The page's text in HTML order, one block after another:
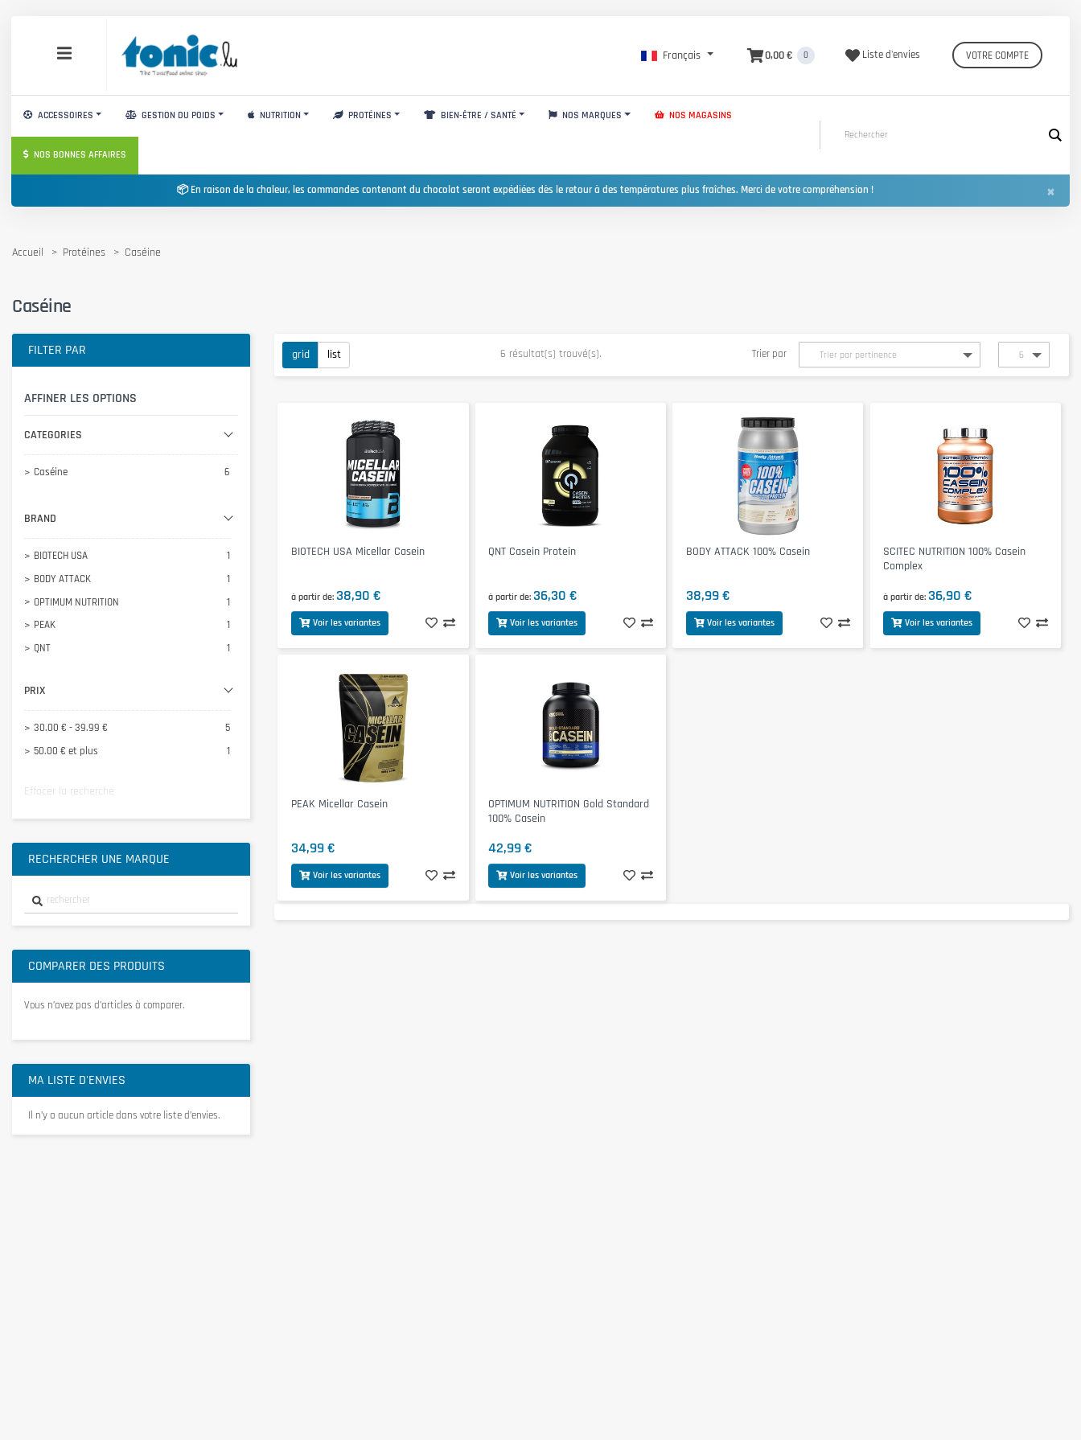
Français 0,00 € 0 Liste d'envies VOTRE COMPTE
ACCESSOIRES GESTION DU POIDS NUTRITION PROTÉINES BIEN-ÊTRE / SANTÉ NOS MARQUES NOS MAGASINS
NOS BONNES AFFAIRES
📦 En raison de la chaleur, les commandes contenant du chocolat seront expédiées dès le retour à des températures plus fraîches. Merci de votre compréhension ! ×
Accueil Protéines Caséine
Caséine
FILTER PAR
AFFINER LES OPTIONS
CATEGORIES
Caséine 6
BRAND
BIOTECH USA
1
BODY ATTACK
1
OPTIMUM NUTRITION
1
PEAK
1
QNT
1
PRIX
30.00 € - 39.99 €
5
50.00 € et plus
1
Effacer la recherche
RECHERCHER UNE MARQUE
COMPARER DES PRODUITS
Vous n’avez pas d’articles à comparer.
MA LISTE D'ENVIES
Il n’y a aucun article dans votre liste d’envies.
grid list 6 résultat(s) trouvé(s). Trier par
BIOTECH USA Micellar Casein
à partir de 38,90 €
Voir les variantes
QNT Casein Protein
à partir de 36,30 €
Voir les variantes
BODY ATTACK 100% Casein
38,99 €
Voir les variantes
SCITEC NUTRITION 100% Casein
Complex
à partir de 36,90 €
Voir les variantes
PEAK Micellar Casein
34,99 €
Voir les variantes
OPTIMUM NUTRITION Gold Standard
100% Casein
42,99 €
Voir les variantes